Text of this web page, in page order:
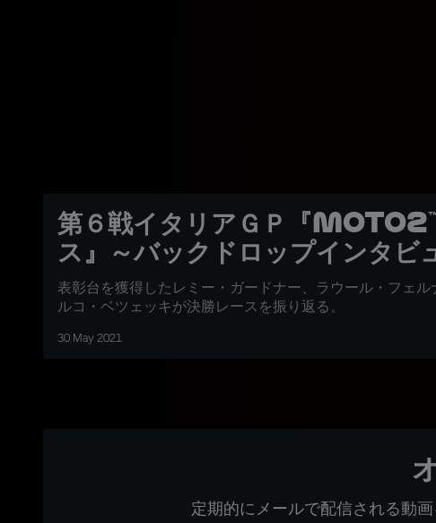
第６戦イタリアＧＰ『
ス』～バックドロップインタビ
表彰台を獲得したレミー・ガードナー、ラウール・フェル
ルコ・ベツェッキが決勝レースを振り返る。
30 May 2021
定期的にメールで配信される動